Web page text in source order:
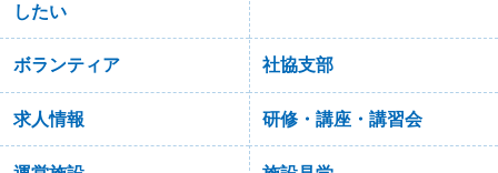
したい
ボランティア 社協支部
求人情報 研修・講座・講習会